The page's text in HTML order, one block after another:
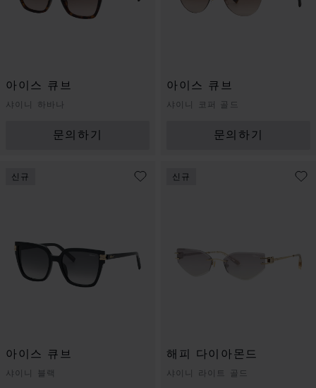
아이스 큐브
샤이니 하바나
문의하기
아이스 큐브
샤이니 코퍼 골드
문의하기
신규
아이스 큐브
샤이니 블랙
신규
해피 다이아몬드
샤이니 라이트 골드